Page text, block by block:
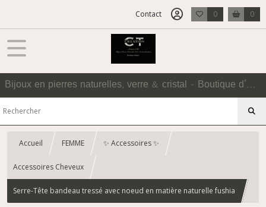
Contact 0 0
Bijoux en pierres naturelles, verre & cristal - Boutique d'Accessoires
Accueil FEMME ✨ Accessoires ✨
Accessoires Cheveux
Serre-Tête bandeau tressé avec noeud en matière naturelle fushia